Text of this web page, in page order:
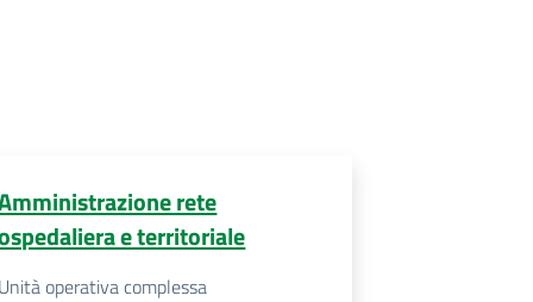
rete
e territoriale
operativa complessa